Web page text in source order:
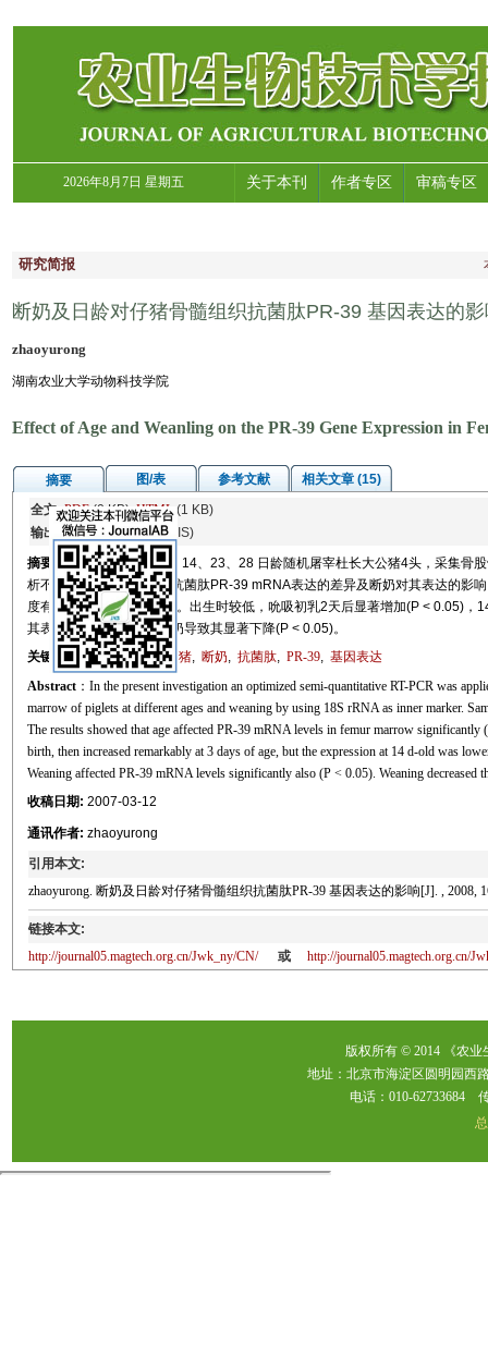
2026年8月7日 星期五 关于本刊 作者专区 审稿专区
研究简报
断奶及日龄对仔猪骨髓组织抗菌肽PR-39 基因表达的
zhaoyurong
湖南农业大学动物科技学院
Effect of Age and Weanling on the PR-39 Gene Expression in
摘要 图/表 参考文献
相关文章 (15)
全文: PDF(0 KB)HTML(1 KB)
输出:
BibTeX|EndNote(RIS)
摘要
分别于出生当天、3、14、23、28 日龄随机屠宰杜长大公猪4头，采集骨
析不同日龄仔猪骨髓组织抗菌肽PR-39 mRNA表达的差异及断奶对其表达的影
度有明显的差异(P < 0.05)。出生时较低，吮吸初乳2天后显著增加(P < 0.05)
其表达量呈上升趋势；断奶导致其显著下降(P < 0.05)。
关键词
：半定量RT-PCR, 猪, 断奶, 抗菌肽, PR-39, 基因表达
Abstract：In the present investigation an optimized semi-quantitative RT-PCR was
marrow of piglets at different ages and weaning by using 18S rRNA as inner marker.
The results showed that age affected PR-39 mRNA levels in femur marrow
birth, then increased remarkably at 3 days of age, but the expression at 14 d-old was
Weaning affected PR-39 mRNA levels significantly also (P < 0.05). Weaning decreased
收稿日期: 2007-03-12
通讯作者: zhaoyurong
引用本文:
zhaoyurong. 断奶及日龄对仔猪骨髓组织抗菌肽PR-39 基因表达的影响[J]. , 2008,
链接本文:
http://journal05.magtech.org.cn/Jwk_ny/CN/
或 http://journal05.magtech.org.cn/
版权所有 © 2014 《农
地址：北京市海淀区圆明园西
电话：010-62733684